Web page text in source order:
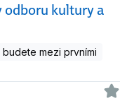
odboru kultury a
mezi prvními